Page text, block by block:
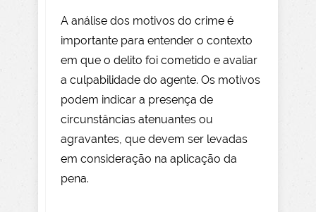
A análise dos motivos do crime é
importante para entender o contexto
em que o delito foi cometido e avaliar
a culpabilidade do agente. Os motivos
podem indicar a presença de
circunstâncias atenuantes ou
agravantes, que devem ser levadas
em consideração na aplicação da
pena.